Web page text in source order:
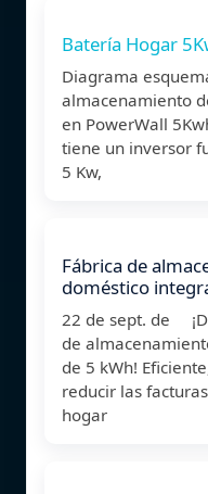
Batería Hogar
Diagrama
almacenamiento
en PowerWall
tiene un inversor
5 Kw,
Fábrica de
doméstico
22 de sept. de
de
de 5 kWh!
reducir las
hogar